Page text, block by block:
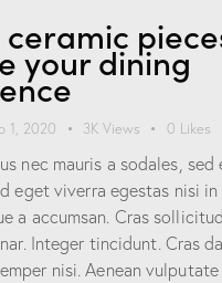
ceramic
your dining
1, 2020 3K Views 0 Likes
nec mauris a sodales, sed
eget viverra egestas nisi in
a accumsan. Cras
Integer tincidunt. Cras
nisi. Aenean